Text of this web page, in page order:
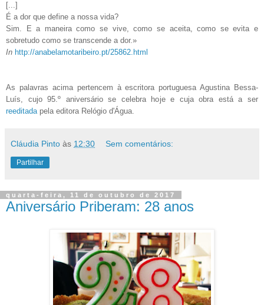
[...]
É a dor que define a nossa vida?
Sim. E a maneira como se vive, como se aceita, como se evita e
sobretudo como se transcende a dor.»
In http://anabelamotaribeiro.pt/25862.html
As palavras acima pertencem à escritora portuguesa Agustina Bessa-
Luís, cujo 95.º aniversário se celebra hoje e cuja obra está a ser
reeditada pela editora Relógio d'Água.
Cláudia Pinto às 12:30 Sem comentários:
Partilhar
quarta-feira, 11 de outubro de 2017
Aniversário Priberam: 28 anos